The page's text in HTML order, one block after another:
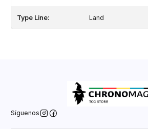
Type Line: Land
Síguenos